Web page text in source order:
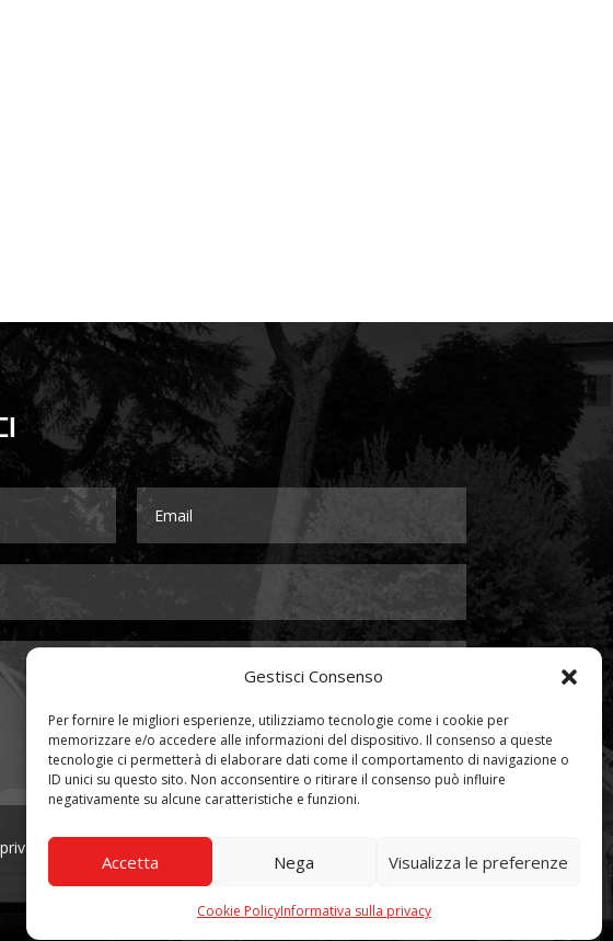
Gestisci Consenso
Per fornire le migliori esperienze, utilizziamo tecnologie come i cookie per
memorizzare e/o accedere alle informazioni del dispositivo. Il consenso a queste
tecnologie ci permetterà di elaborare dati come il comportamento di navigazione o
ID unici su questo sito. Non acconsentire o ritirare il consenso può influire
negativamente su alcune caratteristiche e funzioni.
Accetta Nega Visualizza le preferenze
Cookie PolicyInformativa sulla privacy